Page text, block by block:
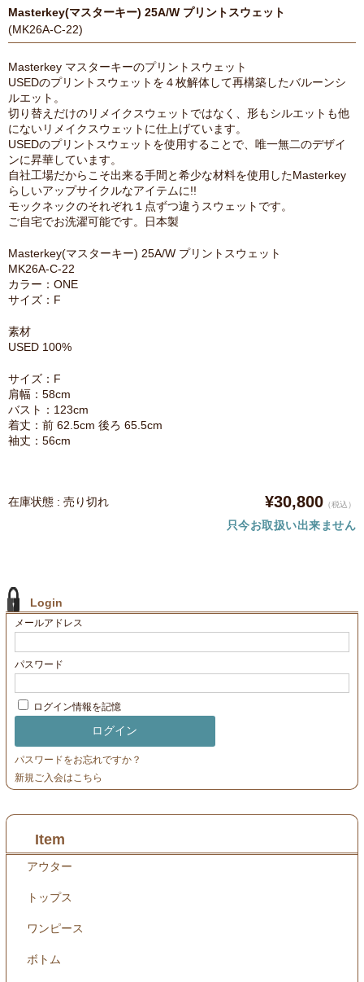
Masterkey(マスターキー) 25A/W プリントスウェット
(MK26A-C-22)
Masterkey マスターキーのプリントスウェット
USEDのプリントスウェットを４枚解体して再構築したバルーンシ
ルエット。
切り替えだけのリメイクスウェットではなく、形もシルエットも他
にないリメイクスウェットに仕上げています。
USEDのプリントスウェットを使用することで、唯一無二のデザイ
ンに昇華しています。
自社工場だからこそ出来る手間と希少な材料を使用したMasterkey
らしいアップサイクルなアイテムに!!
モックネックのそれぞれ１点ずつ違うスウェットです。
ご自宅でお洗濯可能です。日本製
Masterkey(マスターキー) 25A/W プリントスウェット
MK26A-C-22
カラー：ONE
サイズ：F
素材
USED 100%
サイズ：F
肩幅：58cm
バスト：123cm
着丈：前 62.5cm 後ろ 65.5cm
袖丈：56cm
在庫状態 : 売り切れ ¥30,800 （税込）
只今お取扱い出来ません
Login
メールアドレス
パスワード
ログイン情報を記憶
パスワードをお忘れですか？
新規ご入会はこちら
Item
アウター
トップス
ワンピース
ボトム